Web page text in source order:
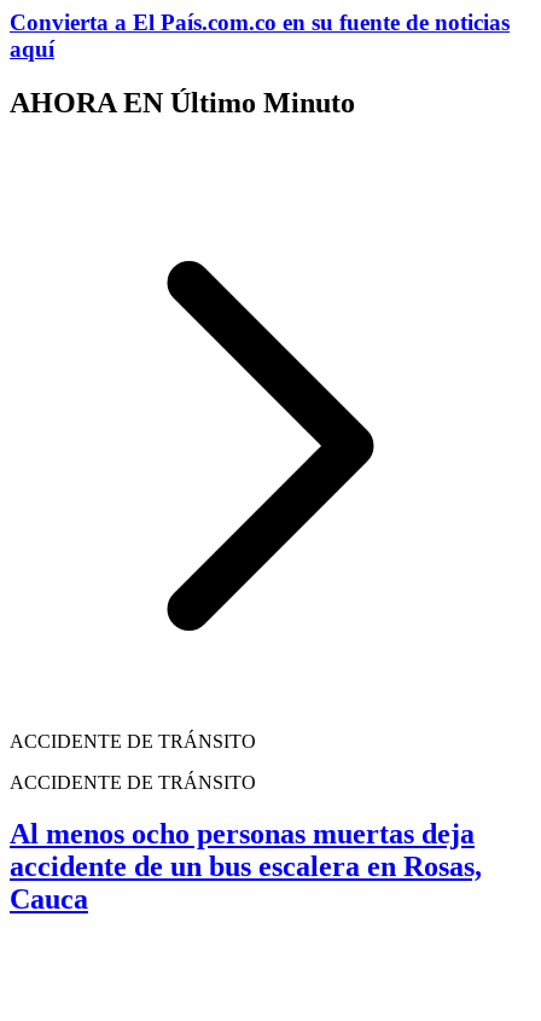
Convierta a El País.com.co en su fuente de noticias
aquí
AHORA EN Último Minuto
ACCIDENTE DE TRÁNSITO
ACCIDENTE DE TRÁNSITO
Al menos ocho personas muertas deja
accidente de un bus escalera en Rosas,
Cauca